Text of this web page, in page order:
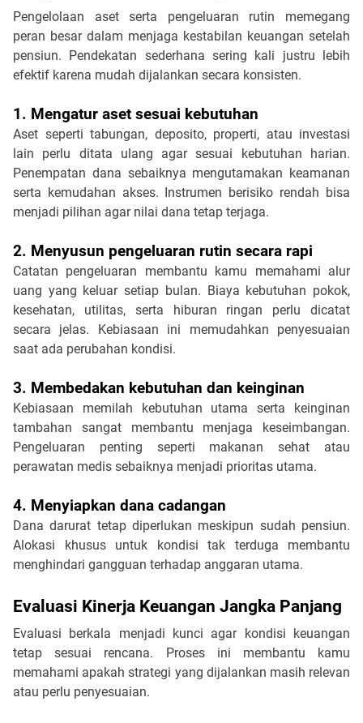
Pengelolaan aset serta pengeluaran rutin memegang
peran besar dalam menjaga kestabilan keuangan setelah
pensiun. Pendekatan sederhana sering kali justru lebih
efektif karena mudah dijalankan secara konsisten.
1. Mengatur aset sesuai kebutuhan
Aset seperti tabungan, deposito, properti, atau investasi
lain perlu ditata ulang agar sesuai kebutuhan harian.
Penempatan dana sebaiknya mengutamakan keamanan
serta kemudahan akses. Instrumen berisiko rendah bisa
menjadi pilihan agar nilai dana tetap terjaga.
2. Menyusun pengeluaran rutin secara rapi
Catatan pengeluaran membantu kamu memahami alur
uang yang keluar setiap bulan. Biaya kebutuhan pokok,
kesehatan, utilitas, serta hiburan ringan perlu dicatat
secara jelas. Kebiasaan ini memudahkan penyesuaian
saat ada perubahan kondisi.
3. Membedakan kebutuhan dan keinginan
Kebiasaan memilah kebutuhan utama serta keinginan
tambahan sangat membantu menjaga keseimbangan.
Pengeluaran penting seperti makanan sehat atau
perawatan medis sebaiknya menjadi prioritas utama.
4. Menyiapkan dana cadangan
Dana darurat tetap diperlukan meskipun sudah pensiun.
Alokasi khusus untuk kondisi tak terduga membantu
menghindari gangguan terhadap anggaran utama.
Evaluasi Kinerja Keuangan Jangka Panjang
Evaluasi berkala menjadi kunci agar kondisi keuangan
tetap sesuai rencana. Proses ini membantu kamu
memahami apakah strategi yang dijalankan masih relevan
atau perlu penyesuaian.